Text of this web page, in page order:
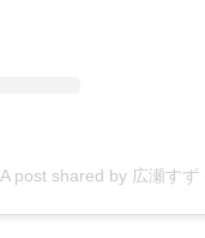
A post shared by 広瀬す